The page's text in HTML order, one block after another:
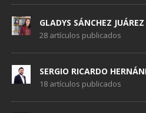
GLADYS SÁNCHEZ JUÁREZ
28 artículos publicados
SERGIO RICARDO
18 artículos publicados